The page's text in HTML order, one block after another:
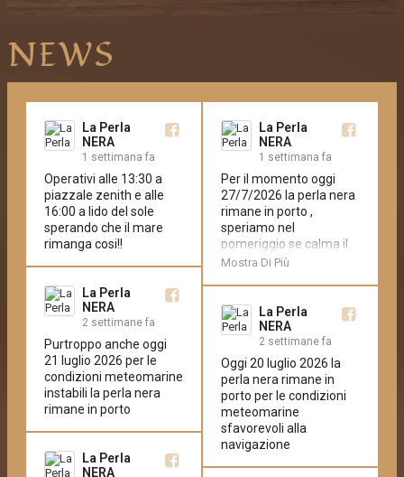
NEWS
La Perla
NERA
1 settimana fa
Operativi alle 13:30 a
piazzale zenith e alle
16:00 a lido del sole
sperando che il mare
rimanga cosi!!
La Perla
NERA
1 settimana fa
Per il momento oggi
27/7/2026 la perla nera
rimane in porto ,
speriamo nel
pomeriggio se calma il
mare di poter
Mostra Di Più
La Perla
NERA
2 settimane fa
Purtroppo anche oggi
21 luglio 2026 per le
condizioni meteomarine
instabili la perla nera
rimane in porto
La Perla
NERA
2 settimane fa
Oggi 20 luglio 2026 la
perla nera rimane in
porto per le condizioni
meteomarine
sfavorevoli alla
navigazione
La Perla
NERA